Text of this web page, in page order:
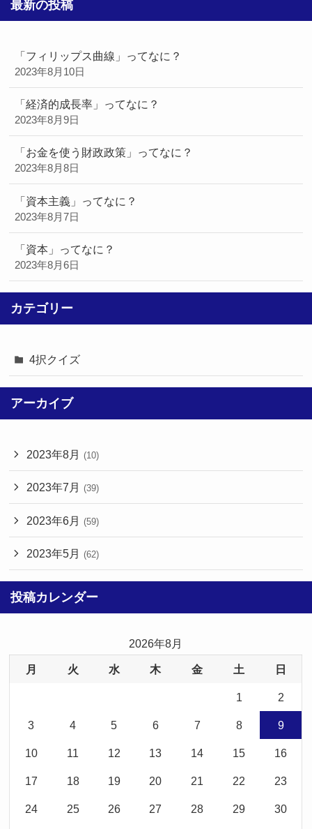
最新の投稿
「フィリップス曲線」ってなに？
2023年8月10日
「経済的成長率」ってなに？
2023年8月9日
「お金を使う財政政策」ってなに？
2023年8月8日
「資本主義」ってなに？
2023年8月7日
「資本」ってなに？
2023年8月6日
カテゴリー
4択クイズ
アーカイブ
2023年8月 (10)
2023年7月 (39)
2023年6月 (59)
2023年5月 (62)
投稿カレンダー
2026年8月
月 火 水 木 金 土 日
1 2
3 4 5 6 7 8 9
10 11 12 13 14 15 16
17 18 19 20 21 22 23
24 25 26 27 28 29 30